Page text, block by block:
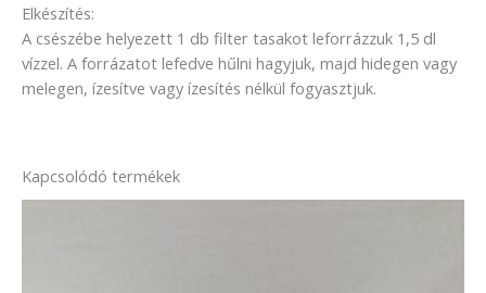
Elkészítés:
A csészébe helyezett 1 db filter tasakot leforrázzuk 1,5 dl
vízzel. A forrázatot lefedve hűlni hagyjuk, majd hidegen vagy
melegen, ízesítve vagy ízesítés nélkül fogyasztjuk.
Kapcsolódó termékek